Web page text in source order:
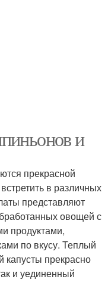
и
прекрасной
в различных
представляют
овощей с
продуктами,
по вкусу. Теплый
капусты прекрасно
и уединенный